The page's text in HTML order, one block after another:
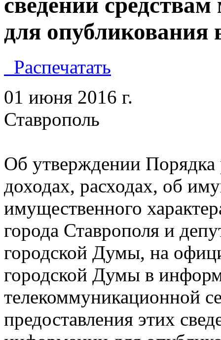
сведений
для опубликования
Распечатать
01 июня 2016
Об утверждении Порядка
доходах, расходах, об
имущественного
города Ставрополя и
городской Думы, на
городской Думы в
телекоммуникационной
предоставления этих